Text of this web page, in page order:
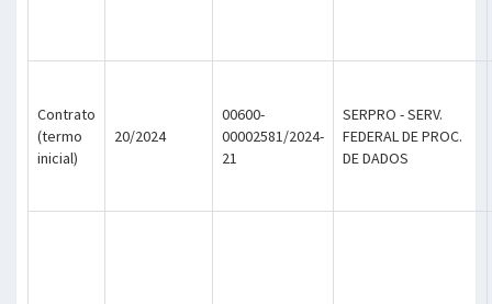
Contrato
(termo
inicial)
20/2024
00600-
00002581/2024-
21
SERPRO - SERV.
FEDERAL DE PROC.
DE DADOS